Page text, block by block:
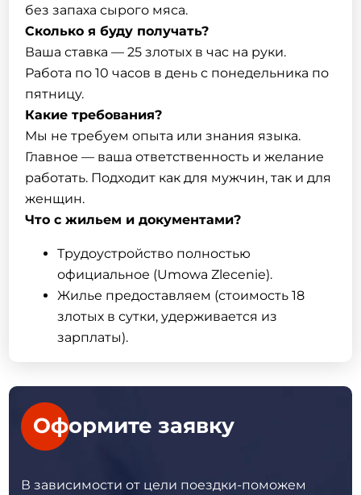
без запаха сырого мяса.
Сколько я буду получать?
Ваша ставка — 25 злотых в час на руки.
Работа по 10 часов в день с понедельника по
пятницу.
Какие требования?
Мы не требуем опыта или знания языка.
Главное — ваша ответственность и желание
работать. Подходит как для мужчин, так и для
женщин.
Что с жильем и документами?
Трудоустройство полностью
официальное (Umowa Zlecenie).
Жилье предоставляем (стоимость 18
злотых в сутки, удерживается из
зарплаты).
Оформите заявку
В зависимости от цели поездки-поможем